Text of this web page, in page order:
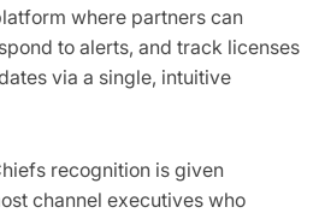
where partners can
to alerts, and track licenses
via a single, intuitive
recognition is given
channel executives who